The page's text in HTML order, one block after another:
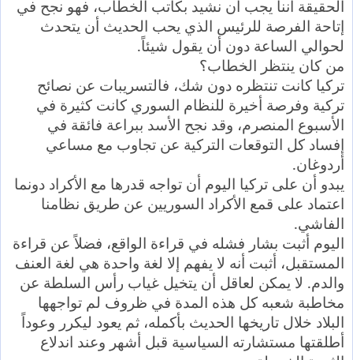
الحقيقة أننا يجب أن نشيد بكاتب الخطاب، فهو نجح في
إتاحة الفرصة للرئيس الذي يحب الحديث أن يتحدث
لحوالي الساعة دون أن يقول شيئاً.
من كان ينتظر الخطاب؟
تركيا كانت تنتظره دون شك، فالتسريبات عن نصائح
تركية وفرصة أخيرة للنظام السوري كانت كثيرة في
الأسبوع المنصرم، وقد نجح الأسد ببراعة فائقة في
إفساد كل التوقعات التركية عن تجاوب مع مساعي
أردوغان.
يبدو أن على تركيا اليوم أن تواجه قدرها مع الأكراد دونما
اعتماد على قمع الأكراد السوريين عن طريق نظامنا
الفاشي.
اليوم أثبت بشار فشله في قراءة الواقع، فضلاً عن قراءة
المستقبل، أثبت أنه لا يفهم إلا لغة واحدة هي لغة العنف
والدم. لا يمكن لعاقل أن يتخيل غياب رأس السلطة عن
مخاطبة شعبه كل هذه المدة في ظروف لم تواجهها
البلاد خلال تاريخها الحديث بأكمله، ثم يعود ليكرر وعوداً
أطلقتها مستشارته السياسية قبل أشهر وعند اندلاع